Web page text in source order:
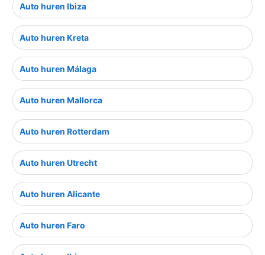
Auto huren Ibiza
Auto huren Kreta
Auto huren Málaga
Auto huren Mallorca
Auto huren Rotterdam
Auto huren Utrecht
Auto huren Alicante
Auto huren Faro